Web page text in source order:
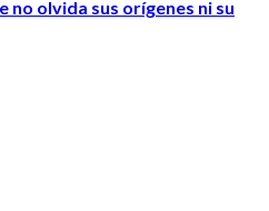
no olvida sus orígenes ni su